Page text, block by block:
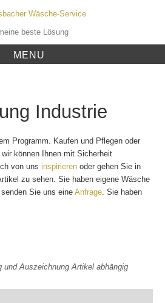
beste Lösung
MENU
Industrie
Programm. Kaufen und Pflegen oder
können Ihnen mit Sicherheit
von uns inspirieren oder gehen Sie in
zu sehen. Sie haben eigene Wäsche
Sie uns eine Anfrage. Sie haben
und Auszeichnung Artikel abhängig